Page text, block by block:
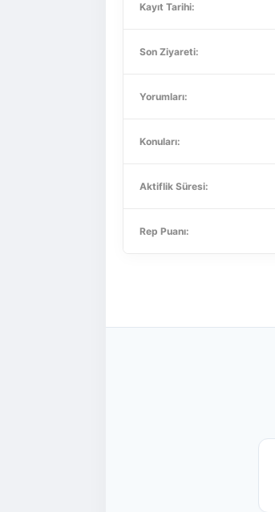
Kayıt Tarihi:
Son Ziyareti:
Yorumları:
Konuları:
Aktiflik Süresi:
Rep Puanı: